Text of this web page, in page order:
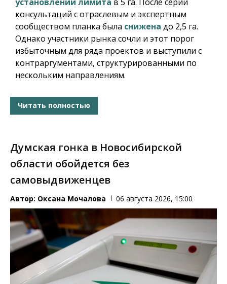
консультаций с отраслевым и экспертным
сообществом планка была снижена до 2,5 га.
Однако участники рынка сочли и этот порог
избыточным для ряда проектов и выступили с
контраргументами, структурированными по
нескольким направлениям.
Читать полностью
Думская гонка в Новосибирской
области обойдется без
самовыдвиженцев
Автор: Оксана Мочалова 06 августа 2026, 15:00